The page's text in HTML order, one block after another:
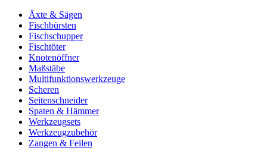
Äxte & Sägen
Fischbürsten
Fischschupper
Fischtöter
Knotenöffner
Maßstäbe
Multifunktionswerkzeuge
Scheren
Seitenschneider
Spaten & Hämmer
Werkzeugsets
Werkzeugzubehör
Zangen & Feilen